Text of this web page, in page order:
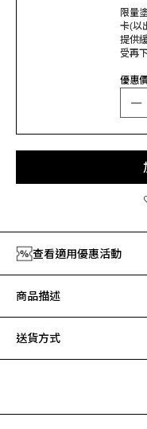
優惠
限量
卡(以
提供
受再
查看適用優惠活動
商品描述
送貨方式